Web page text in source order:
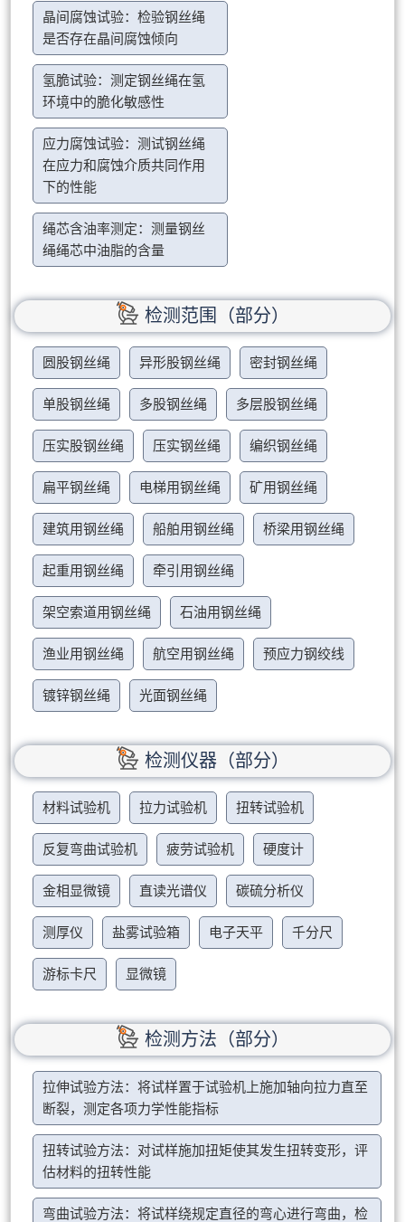
晶间腐蚀试验：检验钢丝绳
是否存在晶间腐蚀倾向
氢脆试验：测定钢丝绳在氢
环境中的脆化敏感性
应力腐蚀试验：测试钢丝绳
在应力和腐蚀介质共同作用
下的性能
绳芯含油率测定：测量钢丝
绳绳芯中油脂的含量
检测范围（部分）
圆股钢丝绳 异形股钢丝绳 密封钢丝绳
单股钢丝绳 多股钢丝绳 多层股钢丝绳
压实股钢丝绳 压实钢丝绳 编织钢丝绳
扁平钢丝绳 电梯用钢丝绳 矿用钢丝绳
建筑用钢丝绳 船舶用钢丝绳 桥梁用钢丝绳
起重用钢丝绳 牵引用钢丝绳
架空索道用钢丝绳 石油用钢丝绳
渔业用钢丝绳 航空用钢丝绳 预应力钢绞线
镀锌钢丝绳 光面钢丝绳
检测仪器（部分）
材料试验机 拉力试验机 扭转试验机
反复弯曲试验机 疲劳试验机 硬度计
金相显微镜 直读光谱仪 碳硫分析仪
测厚仪 盐雾试验箱 电子天平 千分尺
游标卡尺 显微镜
检测方法（部分）
拉伸试验方法：将试样置于试验机上施加轴向拉力直至
断裂，测定各项力学性能指标
扭转试验方法：对试样施加扭矩使其发生扭转变形，评
估材料的扭转性能
弯曲试验方法：将试样绕规定直径的弯心进行弯曲，检